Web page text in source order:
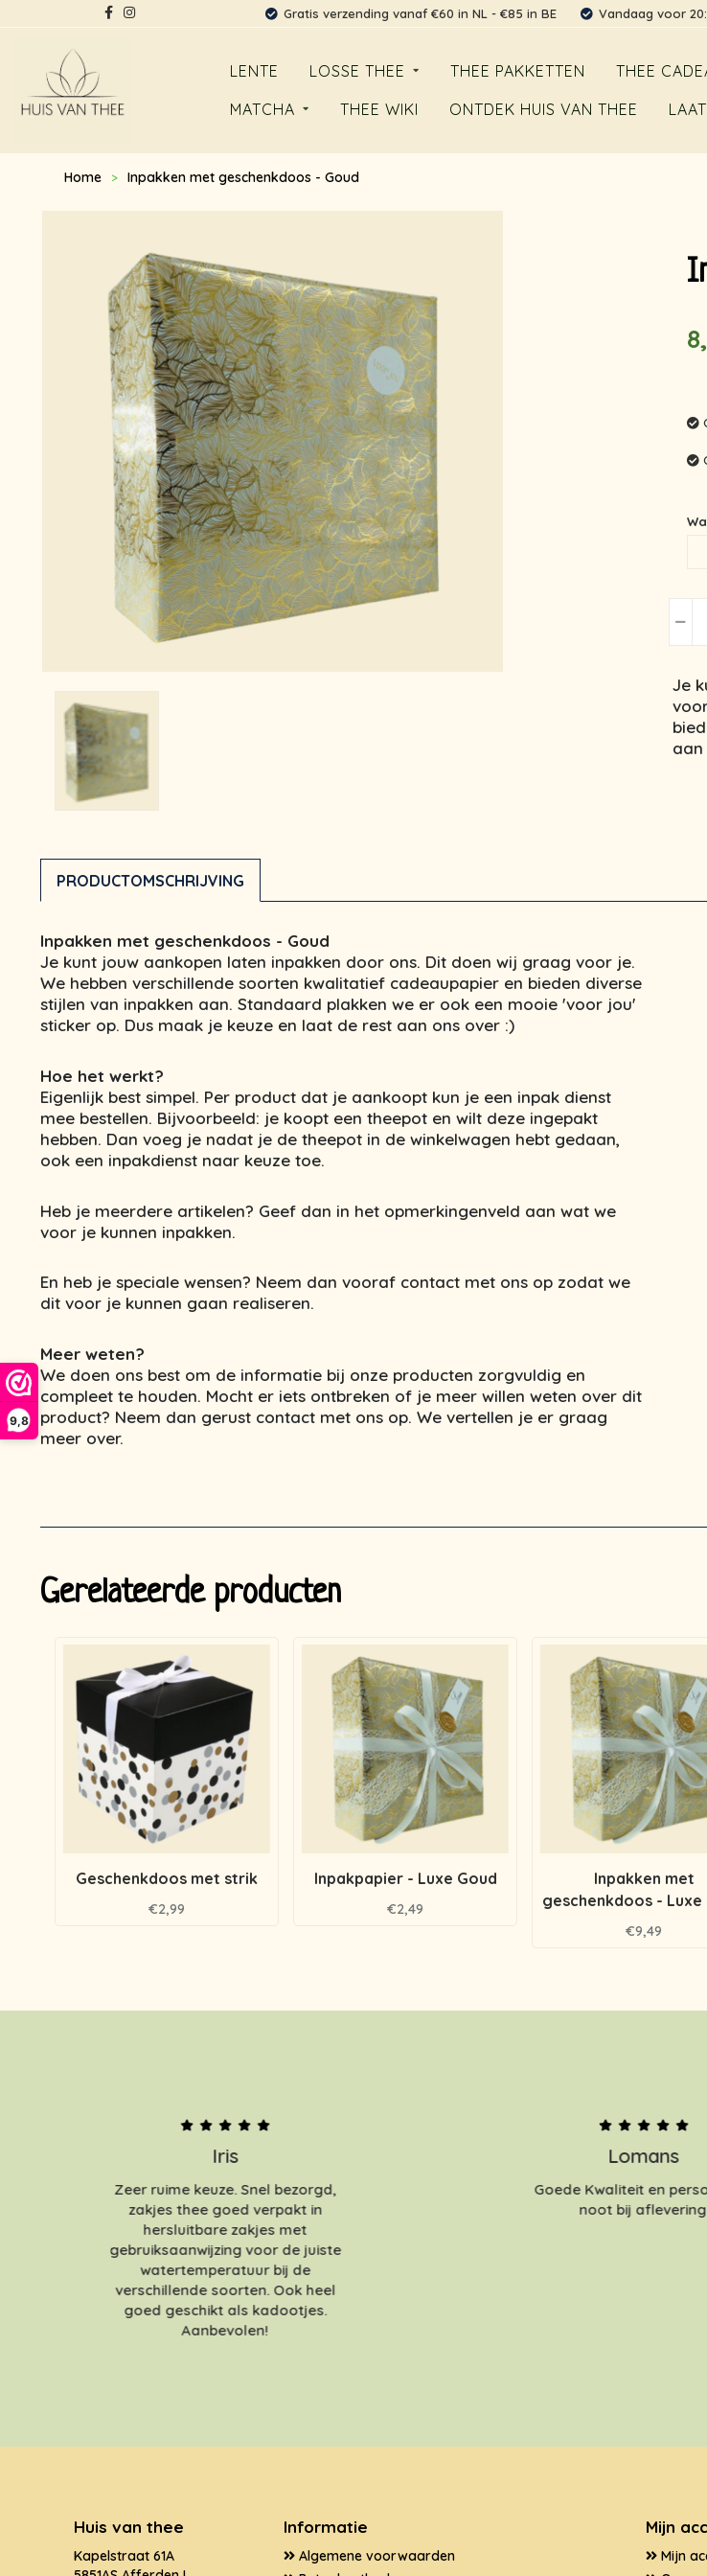
9,8
Gratis verzending vanaf €60 in NL - €85 in BE Vandaag voor
LENTE LOSSE THEE THEE PAKKETTEN THEE
MATCHA
THEE WIKI ONTDEK HUIS VAN THEE
Home > Inpakken met geschenkdoos - Goud
Je
aan
PRODUCTOMSCHRIJVING
Inpakken met geschenkdoos - Goud
Je kunt jouw aankopen laten inpakken door ons. Dit doen wij graag voor je.
We hebben verschillende soorten kwalitatief cadeaupapier en bieden diverse
stijlen van inpakken aan. Standaard plakken we er ook een mooie 'voor jou'
sticker op. Dus maak je keuze en laat de rest aan ons over :)
Hoe het werkt?
Eigenlijk best simpel. Per product dat je aankoopt kun je een inpak dienst
mee bestellen. Bijvoorbeeld: je koopt een theepot en wilt deze ingepakt
hebben. Dan voeg je nadat je de theepot in de winkelwagen hebt gedaan,
ook een inpakdienst naar keuze toe.
Heb je meerdere artikelen? Geef dan in het opmerkingenveld aan wat we
voor je kunnen inpakken.
En heb je speciale wensen? Neem dan vooraf contact met ons op zodat we
dit voor je kunnen gaan realiseren.
Meer weten?
We doen ons best om de informatie bij onze producten zorgvuldig en
compleet te houden. Mocht er iets ontbreken of je meer willen weten over dit
product? Neem dan gerust contact met ons op. We vertellen je er graag
meer over.
Gerelateerde producten
Geschenkdoos met strik
€2,99
Inpakpapier - Luxe Goud
€2,49
Inpakken met
geschenkdoos - Luxe
€9,49
Iris
Zeer ruime keuze. Snel bezorgd,
zakjes thee goed verpakt in
hersluitbare zakjes met
gebruiksaanwijzing voor de juiste
watertemperatuur bij de
verschillende soorten. Ook heel
goed geschikt als kadootjes.
Aanbevolen!
Lomans
Goede Kwaliteit en
noot bij
Huis van thee
Kapelstraat 61A
Informatie
Algemene voorwaarden
Mijn
Mijn